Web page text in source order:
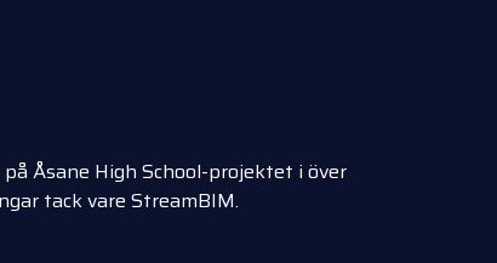
på Åsane High School-projektet i över
tack vare StreamBIM.